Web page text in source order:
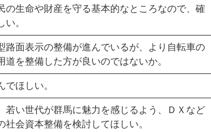
の生命や財産を守る基本的なところなので、確
。
路面表示の整備が進んでいるが、より自転車の
を整備した方が良いのではないか。
ほしい。
若い世代が群馬に魅力を感じるよう、ＤＸなど
会資本整備を検討してほしい。